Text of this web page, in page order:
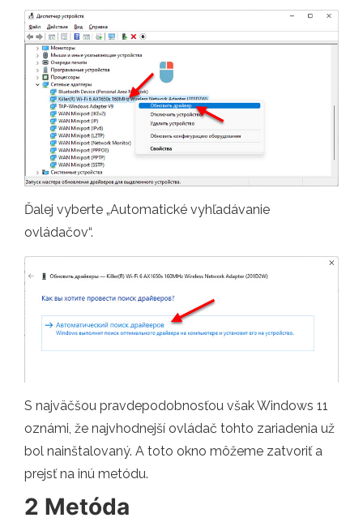
Ďalej vyberte „Automatické vyhľadávanie
ovládačov“.
S najväčšou pravdepodobnosťou však Windows 11
oznámi, že najvhodnejší ovládač tohto zariadenia už
bol nainštalovaný. A toto okno môžeme zatvoriť a
prejsť na inú metódu.
2 Metóda